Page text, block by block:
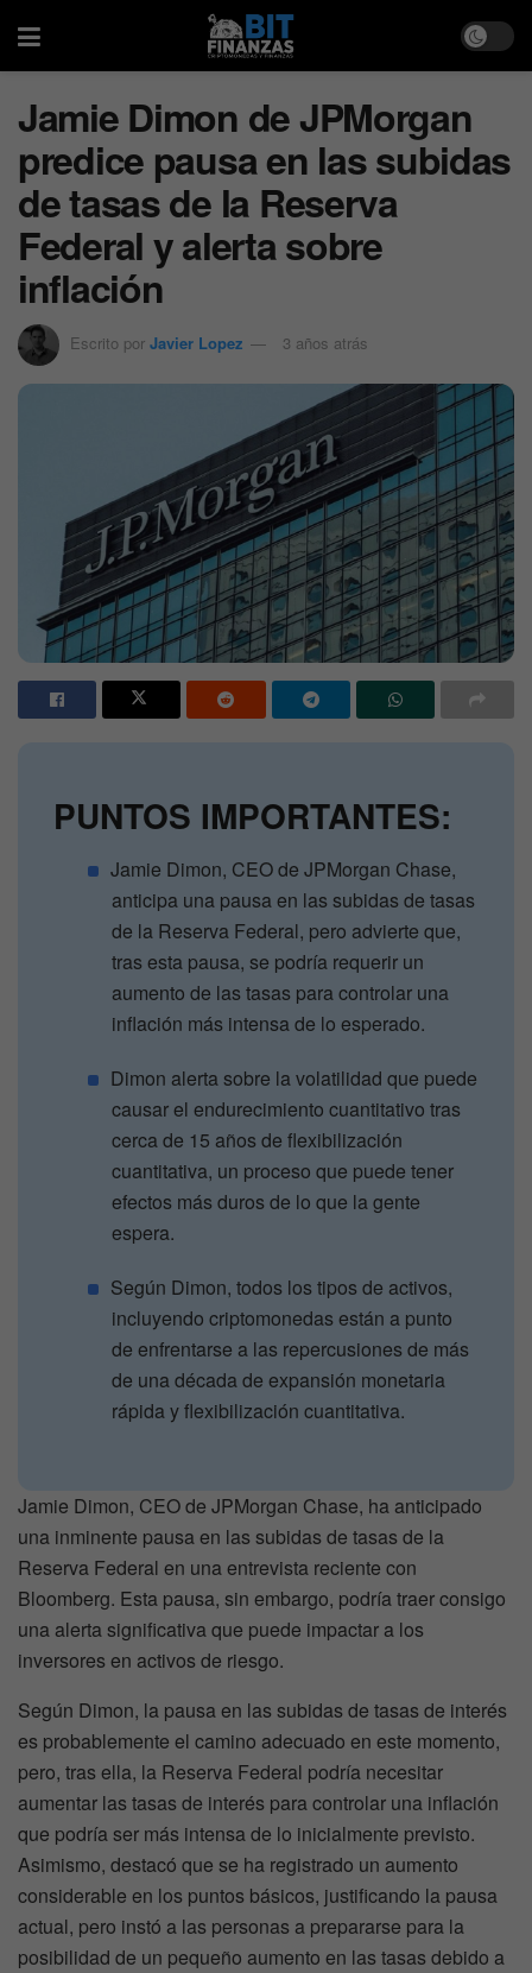
Jamie Dimon de JPMorgan
predice pausa en las subidas
de tasas de la Reserva
Federal y alerta sobre
inflación
Escrito por Javier Lopez 3 años atrás
PUNTOS IMPORTANTES:
Jamie Dimon, CEO de JPMorgan Chase,
anticipa una pausa en las subidas de tasas
de la Reserva Federal, pero advierte que,
tras esta pausa, se podría requerir un
aumento de las tasas para controlar una
inflación más intensa de lo esperado.
Dimon alerta sobre la volatilidad que puede
causar el endurecimiento cuantitativo tras
cerca de 15 años de flexibilización
cuantitativa, un proceso que puede tener
efectos más duros de lo que la gente
espera.
Según Dimon, todos los tipos de activos,
incluyendo criptomonedas están a punto
de enfrentarse a las repercusiones de más
de una década de expansión monetaria
rápida y flexibilización cuantitativa.
Jamie Dimon, CEO de JPMorgan Chase, ha anticipado
una inminente pausa en las subidas de tasas de la
Reserva Federal en una entrevista reciente con
Bloomberg. Esta pausa, sin embargo, podría traer consigo
una alerta significativa que puede impactar a los
inversores en activos de riesgo.
Según Dimon, la pausa en las subidas de tasas de interés
es probablemente el camino adecuado en este momento,
pero, tras ella, la Reserva Federal podría necesitar
aumentar las tasas de interés para controlar una inflación
que podría ser más intensa de lo inicialmente previsto.
Asimismo, destacó que se ha registrado un aumento
considerable en los puntos básicos, justificando la pausa
actual, pero instó a las personas a prepararse para la
posibilidad de un pequeño aumento en las tasas debido a